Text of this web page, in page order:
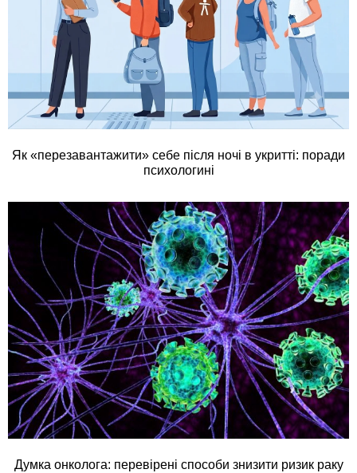
Як «перезавантажити» себе після ночі в укритті: поради
психологині
Думка онколога: перевірені способи знизити ризик раку